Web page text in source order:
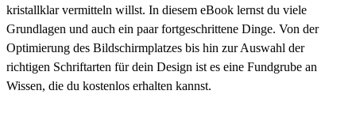
kristallklar vermitteln willst. In diesem eBook lernst du viele
Grundlagen und auch ein paar fortgeschrittene Dinge. Von der
Optimierung des Bildschirmplatzes bis hin zur Auswahl der
richtigen Schriftarten für dein Design ist es eine Fundgrube an
Wissen, die du kostenlos erhalten kannst.